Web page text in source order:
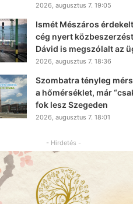
2026, augusztus 7. 19:05
Ismét Mészáros
cég nyert
Dávid is megszólalt az
2026, augusztus 7. 18:36
Szombatra tényleg
a hőmérséklet, már
fok lesz Szegeden
2026, augusztus 7. 18:01
- Hirdetés -